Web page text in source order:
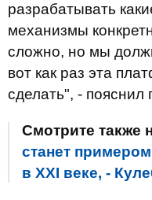
разрабатывать
механизмы
сложно, но мы
вот как раз эта
сделать", -
Смотрите также
станет
в XXI веке, -